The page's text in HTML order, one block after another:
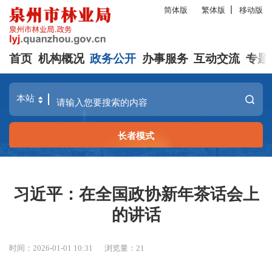
简体版 繁体版 移动版
首页 机构概况 政务公开 办事服务 互动交流 专题
长者模式
习近平：在全国政协新年茶话会上
的讲话
时间：2026-01-01 10:31 浏览量： 21